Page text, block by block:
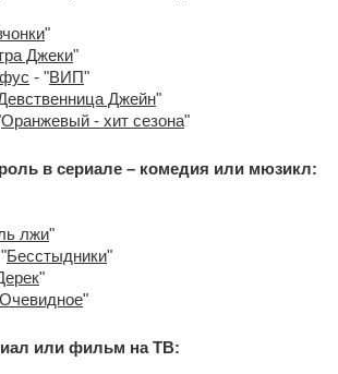
"
Джеки"
- "ВИП"
Джейн"
Оранжевый - хит сезона"
в сериале – комедия или мюзикл:
лжи"
Бесстыдники"
"
Очевидное"
или фильм на ТВ: